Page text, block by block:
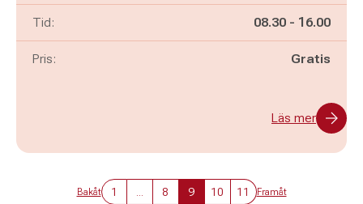
Tid: Pågår mellan
08.30 - och
16.00
Pris: Gratis
Läs mer
Bakåt 1 8 9 10 11 Framåt